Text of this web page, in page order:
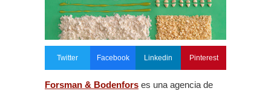
Twitter Facebook Linkedin Pinterest
Forsman & Bodenfors es una agencia de